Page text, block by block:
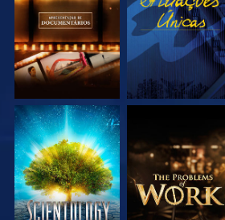
EXPLORE A SÉRIE EXPLORE A SÉRIE